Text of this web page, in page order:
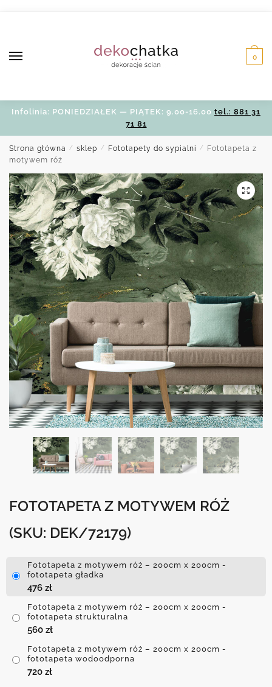
0
Infolinia: PONIEDZIAŁEK — PIĄTEK: 9.00-16.00 tel.: 881 31
71 81
Strona główna / sklep / Fototapety do sypialni /
Fototapeta z
motywem róż
FOTOTAPETA Z MOTYWEM RÓŻ
(SKU: DEK/72179)
Fototapeta z motywem róż – 200cm x 200cm -
fototapeta gładka
476 zł
Fototapeta z motywem róż – 200cm x 200cm -
fototapeta strukturalna
560 zł
Fototapeta z motywem róż – 200cm x 200cm -
fototapeta wodoodporna
720 zł